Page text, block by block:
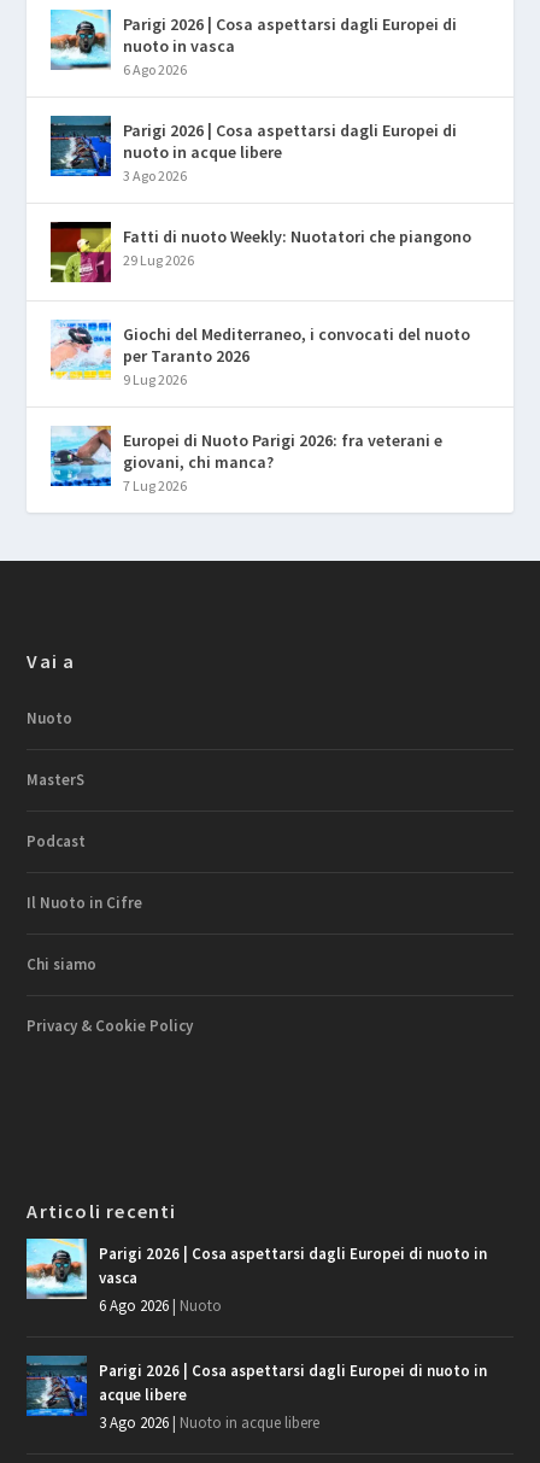
Parigi 2026 | Cosa aspettarsi dagli Europei di
nuoto in vasca
6 Ago 2026
Parigi 2026 | Cosa aspettarsi dagli Europei di
nuoto in acque libere
3 Ago 2026
Fatti di nuoto Weekly: Nuotatori che piangono
29 Lug 2026
Giochi del Mediterraneo, i convocati del nuoto
per Taranto 2026
9 Lug 2026
Europei di Nuoto Parigi 2026: fra veterani e
giovani, chi manca?
7 Lug 2026
Vai a
Nuoto
MasterS
Podcast
Il Nuoto in Cifre
Chi siamo
Privacy & Cookie Policy
Articoli recenti
Parigi 2026 | Cosa aspettarsi dagli Europei di nuoto in
vasca
6 Ago 2026| Nuoto
Parigi 2026 | Cosa aspettarsi dagli Europei di nuoto in
acque libere
3 Ago 2026| Nuoto in acque libere